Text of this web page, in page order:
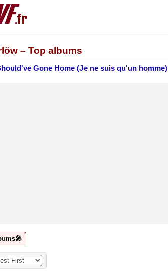
– Top albums
Gone Home (Je ne suis qu'un homme)